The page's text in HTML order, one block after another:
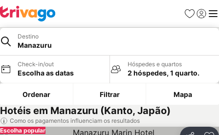
Favoritos
Iniciar
Destino
Manazuru
Check-in/out
Escolha as datas
Hóspedes e quartos
2 hóspedes, 1 quarto.
Ordenar Filtrar Mapa
Hotéis em Manazuru (Kanto, Japão)
Como os pagamentos influenciam os resultados
Escolha popular